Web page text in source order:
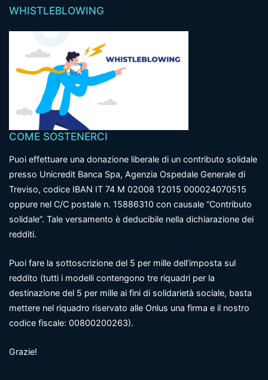
WHISTLEBLOWING
COME SOSTENERCI
Puoi effettuare una donazione liberale di un contributo solidale
presso Unicredit Banca Spa, Agenzia Ospedale Generale di
Treviso, codice IBAN IT 74 M 02008 12015 000024070515
oppure nel C/C postale n. 15886310 con causale “Contributo
solidale”. Tale versamento è deducibile nella dichiarazione dei
redditi.
Puoi fare la sottoscrizione del 5 per mille dell’imposta sul
reddito (tutti i modelli contengono tre riquadri per la
destinazione del 5 per mille ai fini di solidarietà sociale, basta
mettere nel riquadro riservato alle Onlus una firma e il nostro
codice fiscale: 00800200263).
Grazie!